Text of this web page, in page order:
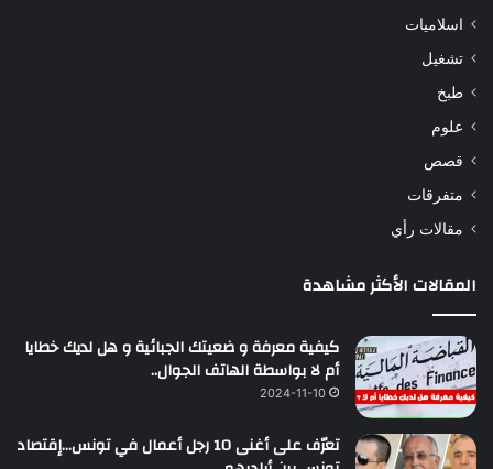
اسلاميات
تشغيل
طبخ
علوم
قصص
متفرقات
مقالات رأي
المقالات الأكثر مشاهدة
كيفية معرفة و ضعيتك الجبائية و هل لديك خطايا
أم لا بواسطة الهاتف الجوال..
2024-11-10
تعرّف على أغنى 10 رجل أعمال في تونس…إقتصاد